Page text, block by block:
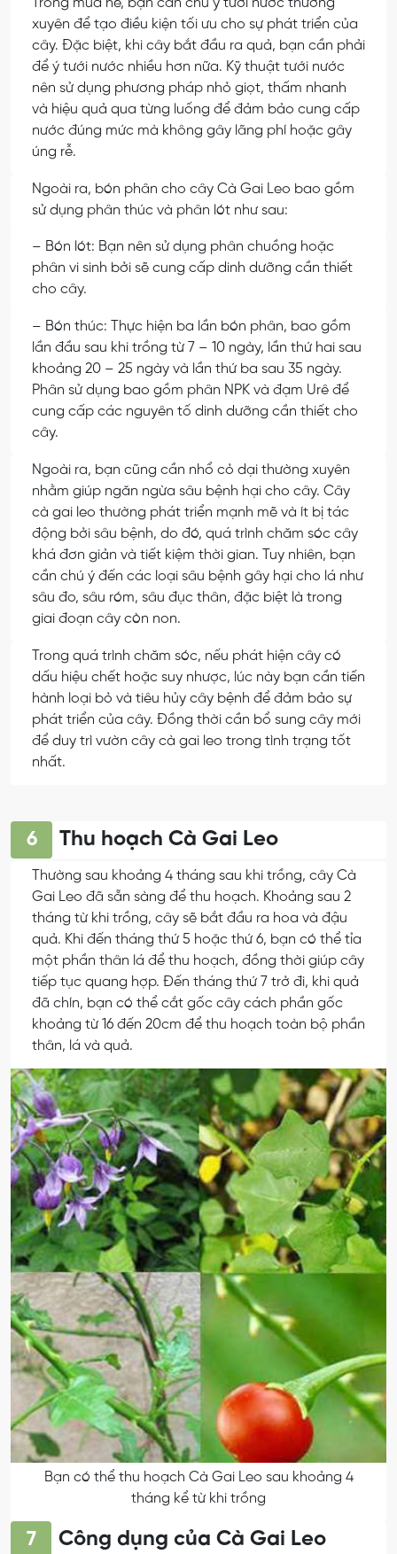
xuyên để tạo điều kiện tối ưu cho sự phát triển của
cây. Đặc biệt, khi cây bắt đầu ra quả, bạn cần phải
để ý tưới nước nhiều hơn nữa. Kỹ thuật tưới nước
nên sử dụng phương pháp nhỏ giọt, thấm nhanh
và hiệu quả qua từng luống để đảm bảo cung cấp
nước đúng mức mà không gây lãng phí hoặc gây
úng rễ.
Ngoài ra, bón phân cho cây Cà Gai Leo bao gồm
sử dụng phân thúc và phân lót như sau:
– Bón lót: Bạn nên sử dụng phân chuồng hoặc
phân vi sinh bởi sẽ cung cấp dinh dưỡng cần thiết
cho cây.
– Bón thúc: Thực hiện ba lần bón phân, bao gồm
lần đầu sau khi trồng từ 7 – 10 ngày, lần thứ hai sau
khoảng 20 – 25 ngày và lần thứ ba sau 35 ngày.
Phân sử dụng bao gồm phân NPK và đạm Urê để
cung cấp các nguyên tố dinh dưỡng cần thiết cho
cây.
Ngoài ra, bạn cũng cần nhổ cỏ dại thường xuyên
nhằm giúp ngăn ngừa sâu bệnh hại cho cây. Cây
cà gai leo thường phát triển mạnh mẽ và ít bị tác
động bởi sâu bệnh, do đó, quá trình chăm sóc cây
khá đơn giản và tiết kiệm thời gian. Tuy nhiên, bạn
cần chú ý đến các loại sâu bệnh gây hại cho lá như
sâu đo, sâu róm, sâu đục thân, đặc biệt là trong
giai đoạn cây còn non.
Trong quá trình chăm sóc, nếu phát hiện cây có
dấu hiệu chết hoặc suy nhược, lúc này bạn cần tiến
hành loại bỏ và tiêu hủy cây bệnh để đảm bảo sự
phát triển của cây. Đồng thời cần bổ sung cây mới
để duy trì vườn cây cà gai leo trong tình trạng tốt
nhất.
6 Thu hoạch Cà Gai Leo
Thường sau khoảng 4 tháng sau khi trồng, cây Cà
Gai Leo đã sẵn sàng để thu hoạch. Khoảng sau 2
tháng từ khi trồng, cây sẽ bắt đầu ra hoa và đậu
quả. Khi đến tháng thứ 5 hoặc thứ 6, bạn có thể tỉa
một phần thân lá để thu hoạch, đồng thời giúp cây
tiếp tục quang hợp. Đến tháng thứ 7 trở đi, khi quả
đã chín, bạn có thể cắt gốc cây cách phần gốc
khoảng từ 16 đến 20cm để thu hoạch toàn bộ phần
thân, lá và quả.
Bạn có thể thu hoạch Cà Gai Leo sau khoảng 4
tháng kể từ khi trồng
7 Công dụng của Cà Gai Leo